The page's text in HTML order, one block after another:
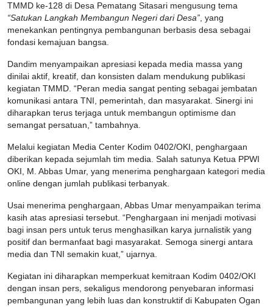
TMMD ke-128 di Desa Pematang Sitasari mengusung tema
“Satukan Langkah Membangun Negeri dari Desa” , yang
menekankan pentingnya pembangunan berbasis desa sebagai
fondasi kemajuan bangsa.
Dandim menyampaikan apresiasi kepada media massa yang
dinilai aktif, kreatif, dan konsisten dalam mendukung publikasi
kegiatan TMMD. “Peran media sangat penting sebagai jembatan
komunikasi antara TNI, pemerintah, dan masyarakat. Sinergi ini
diharapkan terus terjaga untuk membangun optimisme dan
semangat persatuan,” tambahnya.
Melalui kegiatan Media Center Kodim 0402/OKI, penghargaan
diberikan kepada sejumlah tim media. Salah satunya Ketua PPWI
OKI, M. Abbas Umar, yang menerima penghargaan kategori media
online dengan jumlah publikasi terbanyak.
Usai menerima penghargaan, Abbas Umar menyampaikan terima
kasih atas apresiasi tersebut. “Penghargaan ini menjadi motivasi
bagi insan pers untuk terus menghasilkan karya jurnalistik yang
positif dan bermanfaat bagi masyarakat. Semoga sinergi antara
media dan TNI semakin kuat,” ujarnya.
Kegiatan ini diharapkan memperkuat kemitraan Kodim 0402/OKI
dengan insan pers, sekaligus mendorong penyebaran informasi
pembangunan yang lebih luas dan konstruktif di Kabupaten Ogan